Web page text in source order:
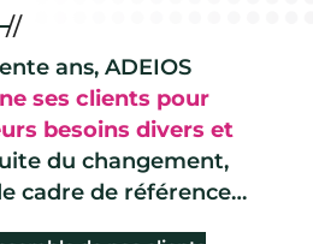
ans, ADEIOS
ses clients pour
besoins divers et
du changement,
cadre de référence…